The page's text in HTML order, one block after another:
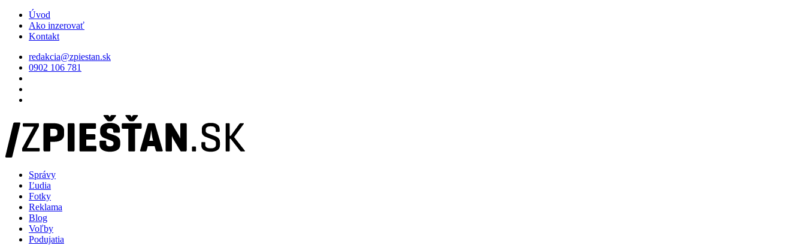
Úvod
Ako inzerovať
Kontakt
redakcia@zpiestan.sk
0902 106 781
Správy
Ľudia
Fotky
Reklama
Blog
Voľby
Podujatia